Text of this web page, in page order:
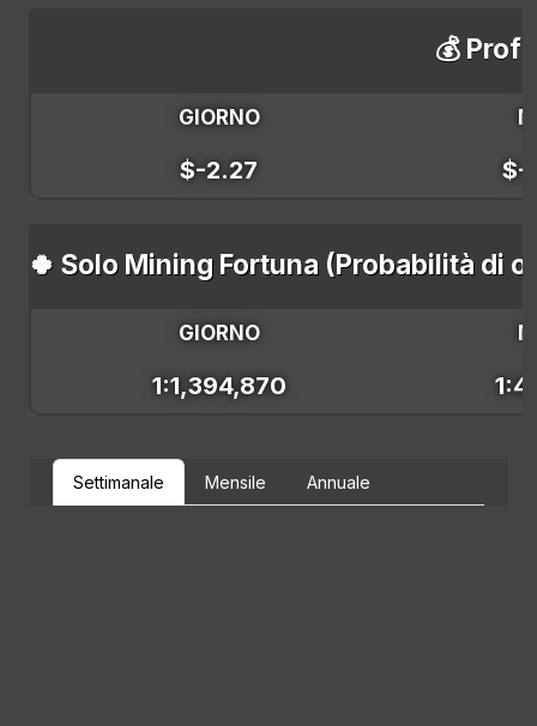
💰
GIORNO
$-2.27 $-
🍀 Solo Mining Fortuna (Probabilità di
GIORNO
1:1,394,870
Settimanale Mensile Annuale